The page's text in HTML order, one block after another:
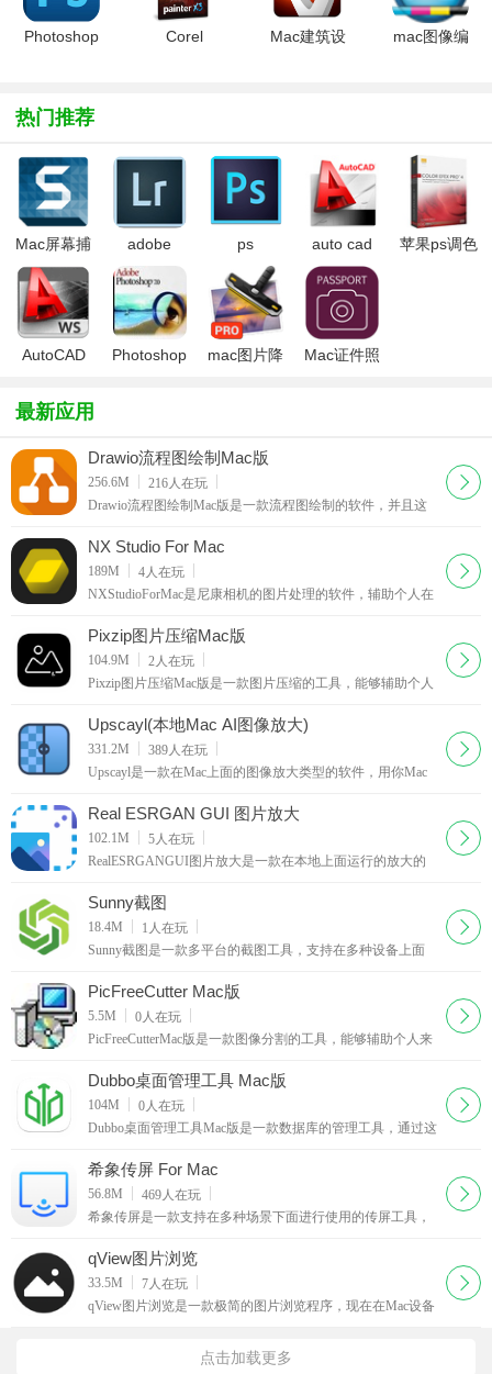
方最新版
Photoshop
Corel
Mac建筑设
mac图像编
热门推荐
Mac屏幕捕
捉工具
(Snagit for
mac)
adobe
lightroom
mac最新版
ps
cc2017mac
中文版
auto cad
2017 mac中
文版
苹果ps调色
AutoCAD
Mac
Photoshop
mac图片降
Mac证件照
最新应用
Drawio流程图绘制Mac版
256.6M 216人在玩
Drawio流程图绘制Mac版是一款流程图绘制的软件，并且这
足用户在多个平台上面进行流程图上面的绘制的需求，
下载
NX Studio For Mac
189M 4人在玩
NXStudioForMac是尼康相机的图片处理的软件，辅助个人在
来随时的处理各种图片，完成视频上面的编辑，并且直
下载
Pixzip图片压缩Mac版
104.9M 2人在玩
Pixzip图片压缩Mac版是一款图片压缩的工具，能够辅助个人
Mac版来压缩自己的图片，满足个人用户对于图片上
下载
Upscayl(本地Mac AI图像放大)
331.2M 389人在玩
Upscayl是一款在Mac上面的图像放大类型的软件，用你Mac
助个人完成对于图像上面的处理，无需联网以离线的方
下载
Real ESRGAN GUI 图片放大
102.1M 5人在玩
RealESRGANGUI图片放大是一款在本地上面运行的放大的
足个人对于图像放大的需求，如果你想要在本地上放大自
下载
Sunny截图
18.4M 1 人在玩
Sunny截图是一款多平台的截图工具，支持在多种设备上面
Sunny截图来轻松的进行图片上面的截取，需要一款截图上
下载
PicFreeCutter Mac版
5.5M 0人在玩
PicFreeCutterMac版是一款图像分割的工具，能够辅助个人来
按照自身所需要的比例以及图像上面的方向从而来
下载
Dubbo桌面管理工具 Mac版
104M 0人在玩
Dubbo桌面管理工具Mac版是一款数据库的管理工具，通过这
据库的管理变得更为的简单一些，满足个人对于数据
下载
希象传屏 For Mac
56.8M 469人在玩
希象传屏是一款支持在多种场景下面进行使用的传屏工具，
件的搭配使用，这款软硬家的搭配能够更加确保传屏
下载
qView图片浏览
33.5M 7人在玩
qView图片浏览是一款极简的图片浏览程序，现在在Mac设备
下载
点击加载更多